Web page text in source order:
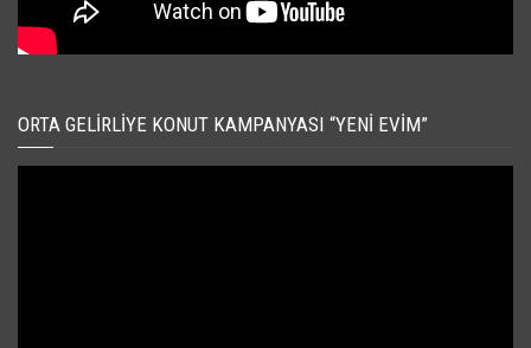
ORTA GELIRLIYE KONUT KAMPANYASI “YENI EVIM”